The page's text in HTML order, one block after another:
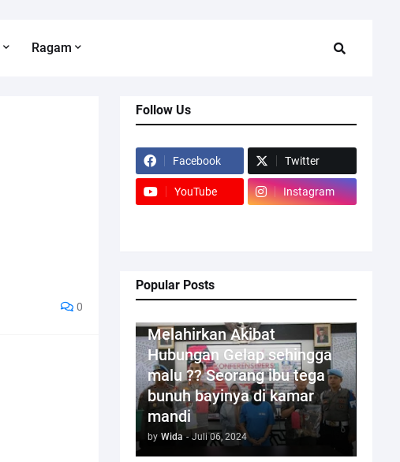
Ragam
0
Follow Us
Facebook Twitter
YouTube Instagram
Popular Posts
Melahirkan Akibat
Hubungan Gelap sehingga
malu ?? Seorang ibu tega
bunuh bayinya di kamar
mandi
by Wida - Juli 06, 2024